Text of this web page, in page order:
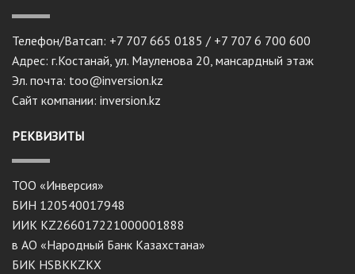
Телефон/Ватсап: +7 707 665 0185 / +7 707 6 700 600
Адрес: г.Костанай, ул. Мауленова 20, мансардный этаж
Эл. почта: too@inversion.kz
Сайт компании: inversion.kz
РЕКВИЗИТЫ
ТОО «Инверсия»
БИН 120540017948
ИИК KZ266017221000001888
в АО «Народный Банк Казахстана»
БИК HSBKKZKX